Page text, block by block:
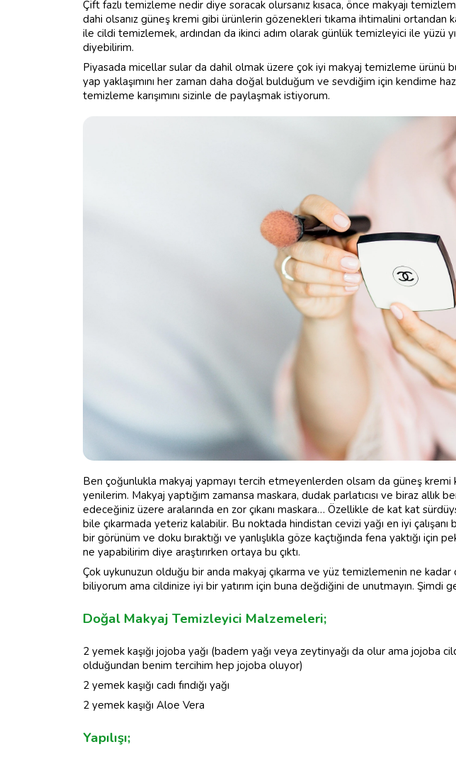
Çift fazlı temizleme nedir diye soracak olursanız kısaca, önce makyajı
dahi olsanız güneş kremi gibi ürünlerin gözenekleri tıkama ihtimalini ortandan
ile cildi temizlemek, ardından da ikinci adım olarak günlük temizleyici ile yüzü
diyebilirim.
Piyasada micellar sular da dahil olmak üzere çok iyi makyaj temizleme ürünü
yap yaklaşımını her zaman daha doğal bulduğum ve sevdiğim için kendime
temizleme karışımını sizinle de paylaşmak istiyorum.
Ben çoğunlukla makyaj yapmayı tercih etmeyenlerden olsam da güneş kremi
yenilerim. Makyaj yaptığım zamansa maskara, dudak parlatıcısı ve biraz allık
edeceğiniz üzere aralarında en zor çıkanı maskara… Özellikle de kat kat
bile çıkarmada yeteriz kalabilir. Bu noktada hindistan cevizi yağı en iyi
bir görünüm ve doku bıraktığı ve yanlışlıkla göze kaçtığında fena yaktığı için
ne yapabilirim diye araştırırken ortaya bu çıktı.
Çok uykunuzun olduğu bir anda makyaj çıkarma ve yüz temizlemenin ne kadar
biliyorum ama cildinize iyi bir yatırım için buna değdiğini de unutmayın. Şimdi
Doğal Makyaj Temizleyici Malzemeleri;
2 yemek kaşığı jojoba yağı (badem yağı veya zeytinyağı da olur ama jojoba
olduğundan benim tercihim hep jojoba oluyor)
2 yemek kaşığı cadı fındığı yağı
2 yemek kaşığı Aloe Vera
Yapılışı;